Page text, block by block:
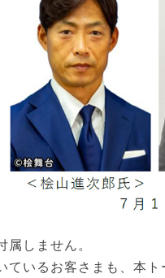
しません。
いるお客さまも、本